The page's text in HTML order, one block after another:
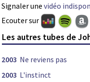
Signaler une vidéo
Ecouter sur
Les autres tubes de
2003 Ne reviens pas
2003 L'instinct